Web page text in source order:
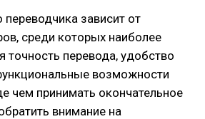
зависит от
среди которых наиболее
перевода, удобство
возможности
чем принимать окончательное
внимание на